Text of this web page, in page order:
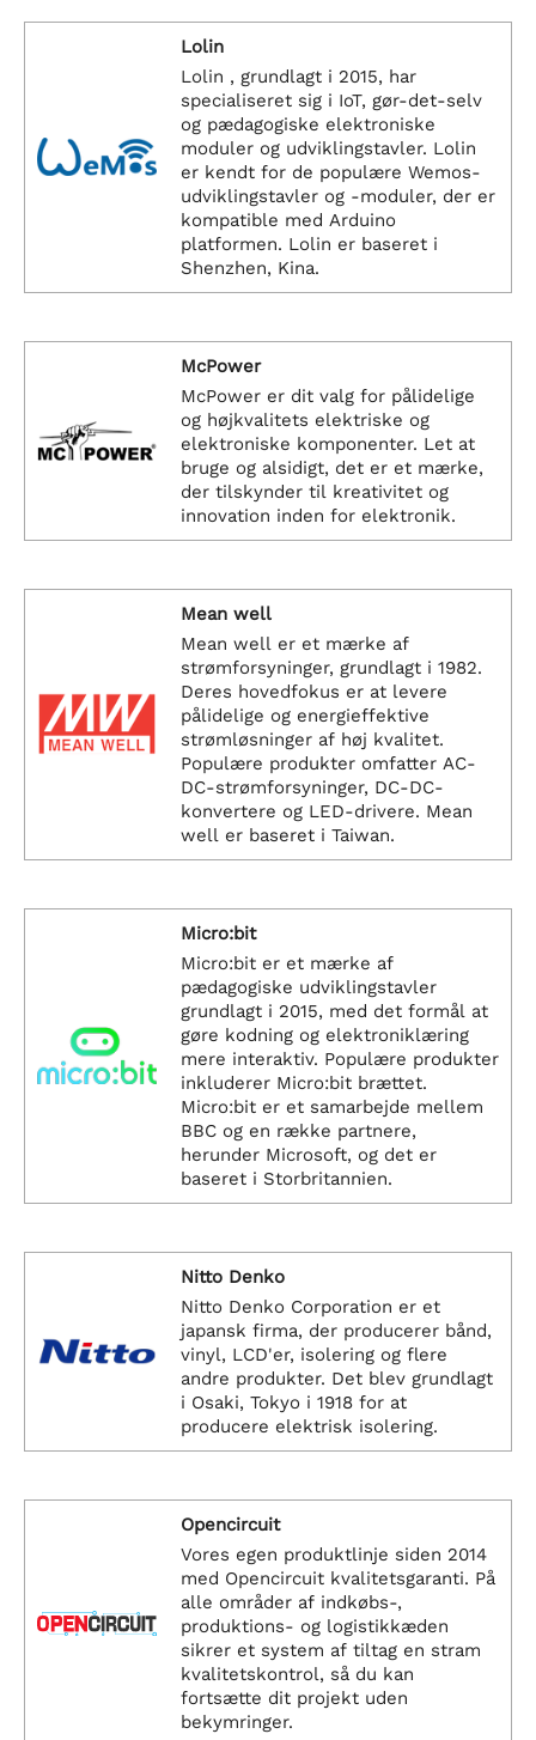
Lolin
Lolin , grundlagt i 2015, har
specialiseret sig i IoT, gør-det-selv
og pædagogiske elektroniske
moduler og udviklingstavler. Lolin
er kendt for de populære Wemos-
udviklingstavler og -moduler, der er
kompatible med Arduino
platformen. Lolin er baseret i
Shenzhen, Kina.
McPower
McPower er dit valg for pålidelige
og højkvalitets elektriske og
elektroniske komponenter. Let at
bruge og alsidigt, det er et mærke,
der tilskynder til kreativitet og
innovation inden for elektronik.
Mean well
Mean well er et mærke af
strømforsyninger, grundlagt i 1982.
Deres hovedfokus er at levere
pålidelige og energieffektive
strømløsninger af høj kvalitet.
Populære produkter omfatter AC-
DC-strømforsyninger, DC-DC-
konvertere og LED-drivere. Mean
well er baseret i Taiwan.
Micro:bit
Micro:bit er et mærke af
pædagogiske udviklingstavler
grundlagt i 2015, med det formål at
gøre kodning og elektroniklæring
mere interaktiv. Populære produkter
inkluderer Micro:bit brættet.
Micro:bit er et samarbejde mellem
BBC og en række partnere,
herunder Microsoft, og det er
baseret i Storbritannien.
Nitto Denko
Nitto Denko Corporation er et
japansk firma, der producerer bånd,
vinyl, LCD'er, isolering og flere
andre produkter. Det blev grundlagt
i Osaki, Tokyo i 1918 for at
producere elektrisk isolering.
Opencircuit
Vores egen produktlinje siden 2014
med Opencircuit kvalitetsgaranti. På
alle områder af indkøbs-,
produktions- og logistikkæden
sikrer et system af tiltag en stram
kvalitetskontrol, så du kan
fortsætte dit projekt uden
bekymringer.